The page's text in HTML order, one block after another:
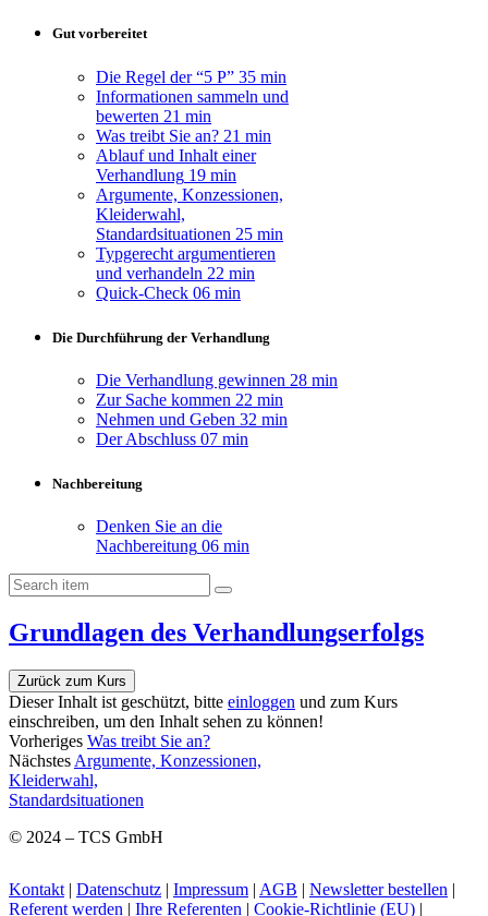
Gut vorbereitet
Die Regel der “5 P” 35 min
Informationen sammeln und
bewerten 21 min
Was treibt Sie an? 21 min
Ablauf und Inhalt einer
Verhandlung 19 min
Argumente, Konzessionen,
Kleiderwahl,
Standardsituationen 25 min
Typgerecht argumentieren
und verhandeln 22 min
Quick-Check 06 min
Die Durchführung der Verhandlung
Die Verhandlung gewinnen 28 min
Zur Sache kommen 22 min
Nehmen und Geben 32 min
Der Abschluss 07 min
Nachbereitung
Denken Sie an die
Nachbereitung 06 min
Grundlagen des Verhandlungserfolgs
Zurück zum Kurs
Dieser Inhalt ist geschützt, bitte einloggen und zum Kurs
einschreiben, um den Inhalt sehen zu können!
Vorheriges Was treibt Sie an?
Nächstes Argumente, Konzessionen,
Kleiderwahl,
Standardsituationen
© 2024 – TCS GmbH
Kontakt | Datenschutz | Impressum | AGB | Newsletter bestellen |
Referent werden | Ihre Referenten | Cookie-Richtlinie (EU) |